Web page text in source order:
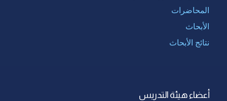
المحاضرات
الأبحاث
نتائج الأبحاث
أعضاء هيئة التدريس